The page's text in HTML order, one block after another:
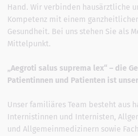
Hand. Wir verbinden hausärztliche
Kompetenz mit einem
Gesundheit. Bei uns stehen Sie als
Mittelpunkt.
„Aegroti salus suprema lex“ – die
Patientinnen und Patienten ist
Unser familiäres Team besteht aus
Internistinnen und Internisten,
und Allgemeinmedizinern sowie